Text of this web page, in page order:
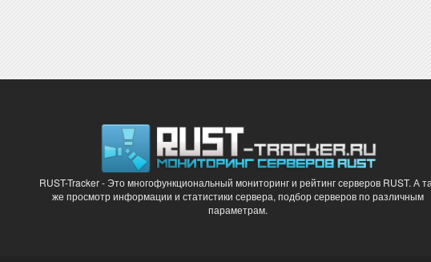
RUST-Tracker - Это многофункциональный мониторинг и рейтинг серверов RUST. А так
же просмотр информации и статистики сервера, подбор серверов по различным
параметрам.